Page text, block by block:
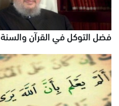
فضل التوكل في القرآن والسنة